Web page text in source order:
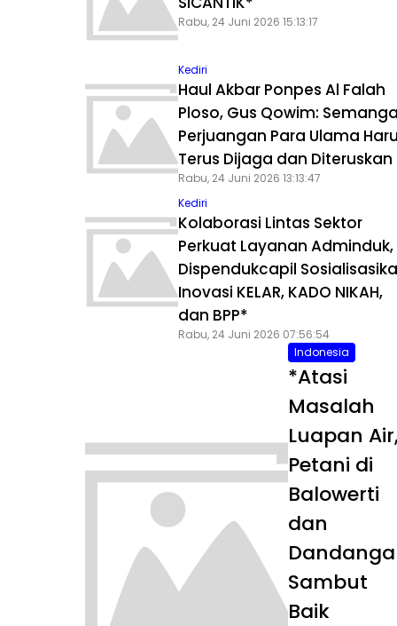
Rabu, 24 Juni 2026 15:13:17
Kediri
Haul Akbar Ponpes Al Falah
Ploso, Gus Qowim:
Perjuangan Para Ulama
Terus Dijaga dan Diteruskan
Rabu, 24 Juni 2026 13:13:47
Kediri
Kolaborasi Lintas Sektor
Perkuat Layanan Adminduk,
Dispendukcapil
Inovasi KELAR, KADO NIKAH,
dan BPP*
Rabu, 24 Juni 2026 07:56:54
Indonesia
*Atasi
Masalah
Luapan
Petani di
Balowerti
dan
Sambut
Baik